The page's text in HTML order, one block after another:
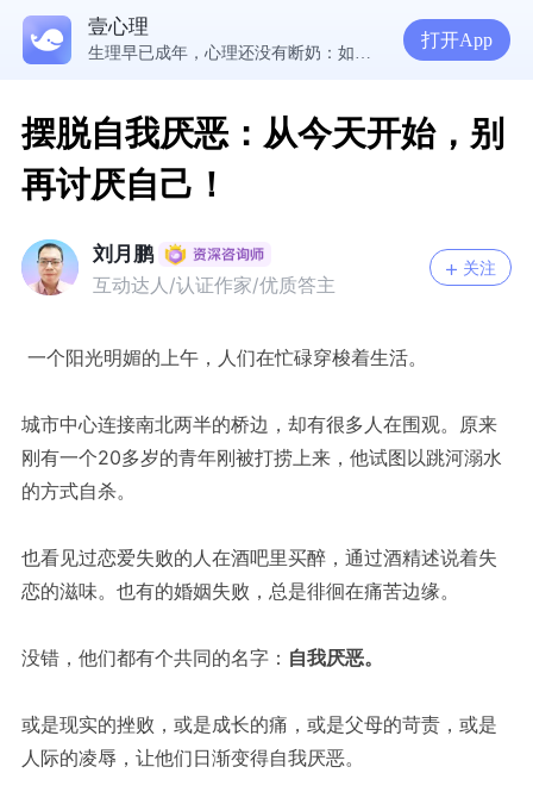
壹心理
5300万人在这里获得专业心理帮助
打开App
摆脱自我厌恶：从今天开始，别
再讨厌自己！
刘月鹏
互动达人/认证作家/优质答主
关注
一个阳光明媚的上午，人们在忙碌穿梭着生活。
城市中心连接南北两半的桥边，却有很多人在围观。原来
刚有一个20多岁的青年刚被打捞上来，他试图以跳河溺水
的方式自杀。
也看见过恋爱失败的人在酒吧里买醉，通过酒精述说着失
恋的滋味。也有的婚姻失败，总是徘徊在痛苦边缘。
没错，他们都有个共同的名字： 自我厌恶。
或是现实的挫败，或是成长的痛，或是父母的苛责，或是
人际的凌辱，让他们日渐变得自我厌恶。